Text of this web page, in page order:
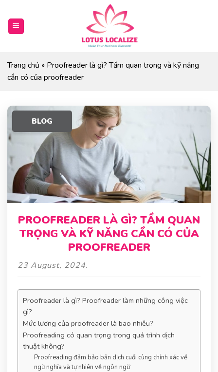
content
Trang chủ » Proofreader là gì? Tầm quan trọng và kỹ năng
cần có của proofreader
BLOG
PROOFREADER LÀ GÌ? TẦM QUAN
TRỌNG VÀ KỸ NĂNG CẦN CÓ CỦA
PROOFREADER
23 August, 2024.
Proofreader là gì? Proofreader làm những công việc
gì?
Mức lương của proofreader là bao nhiêu?
Proofreading có quan trọng trong quá trình dịch
thuật không?
Proofreading đảm bảo bản dịch cuối cùng chính xác về
ngữ nghĩa và tự nhiên về ngôn ngữ